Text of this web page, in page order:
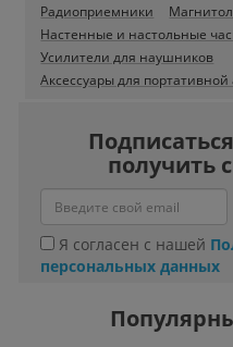
Радиоприемники
Настенные и настольные
Усилители для наушников
Аксессуары для
получить
Я согласен с нашей
персональных данных